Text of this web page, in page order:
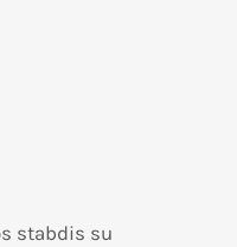
stabdis su